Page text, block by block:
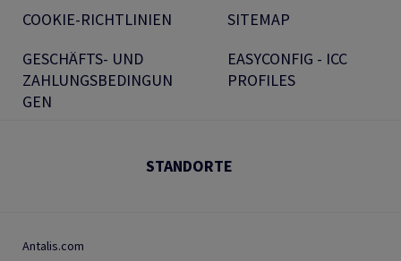
COOKIE-RICHTLINIEN
GESCHÄFTS- UND
ZAHLUNGSBEDINGUN
GEN
SITEMAP
EASYCONFIG - ICC
PROFILES
STANDORTE
Antalis.com